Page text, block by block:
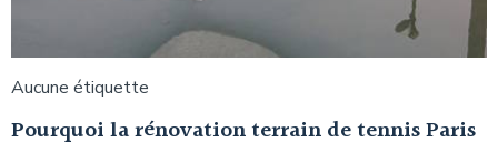
Aucune étiquette
Pourquoi la rénovation terrain de tennis Paris